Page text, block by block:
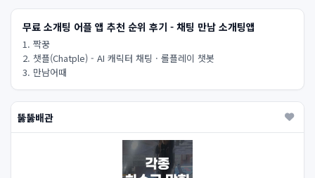
무료 소개팅 어플 앱 추천 순위 후기 - 채팅 만남 소개팅앱
1. 짝꿍
2. 챗플(Chatple) - AI 캐릭터 채팅 · 롤플레이 챗봇
3. 만남어때
뚫뚫배관